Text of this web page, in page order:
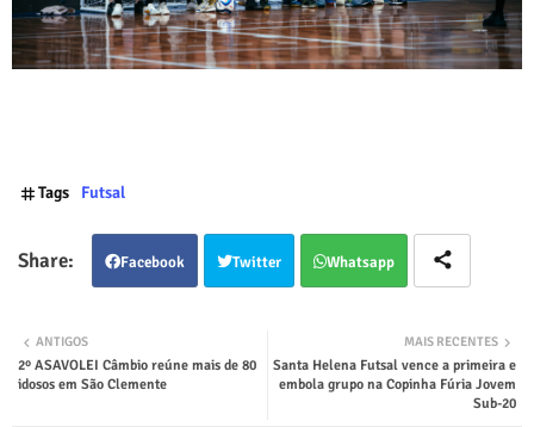
Tags Futsal
Facebook Twitter Whatsapp
MAIS RECENTES
Santa Helena Futsal vence a primeira e
embola grupo na Copinha Fúria Jovem
Sub-20
ANTIGOS
2º ASAVOLEI Câmbio reúne mais de 80
idosos em São Clemente